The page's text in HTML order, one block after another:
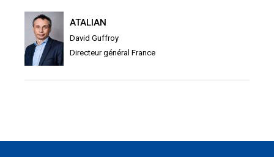
ATALIAN
David Guffroy
Directeur général France